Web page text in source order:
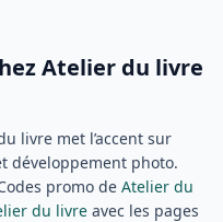
Atelier du livre
livre met l’accent sur
développement photo.
promo de Atelier du
du livre avec les pages